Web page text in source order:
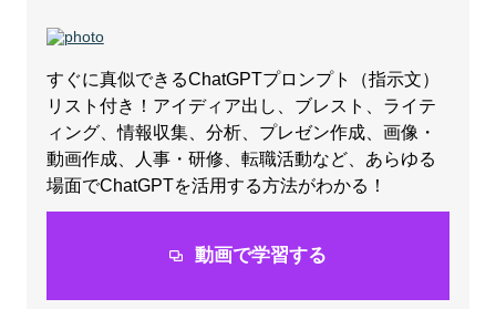
すぐに真似できるChatGPTプロンプト（指示文）
リスト付き！アイディア出し、ブレスト、ライテ
ィング、情報収集、分析、プレゼン作成、画像・
動画作成、人事・研修、転職活動など、あらゆる
場面でChatGPTを活用する方法がわかる！
動画で学習する